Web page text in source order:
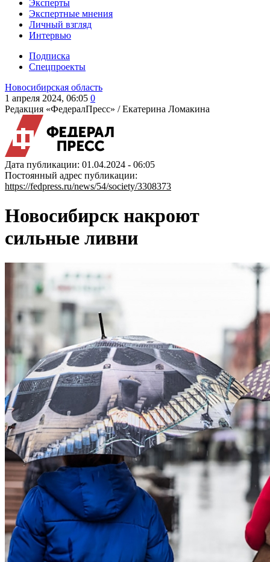
Эксперты
Экспертные мнения
Личный взгляд
Интервью
Подписка
Спецпроекты
Новосибирская область
1 апреля 2024, 06:05 0
Редакция «ФедералПресс» /Екатерина Ломакина
Дата публикации: 01.04.2024 - 06:05
Постоянный адрес публикации:
https://fedpress.ru/news/54/society/3308373
Новосибирск накроют
сильные ливни